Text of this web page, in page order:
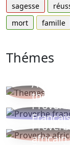
sagesse
mort
famille
Thémes
Autres
thèmes
Proverbe
africain